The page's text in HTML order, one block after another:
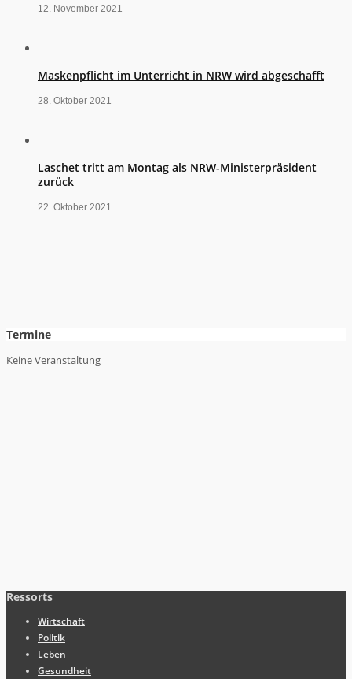
12. November 2021
Maskenpflicht im Unterricht in NRW wird abgeschafft
28. Oktober 2021
Laschet tritt am Montag als NRW-Ministerpräsident
zurück
22. Oktober 2021
Termine
Keine Veranstaltung
Ressorts
Wirtschaft
Politik
Leben
Gesundheit